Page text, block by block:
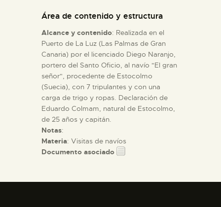
Área de contenido y estructura
Alcance y contenido: Realizada en el
Puerto de La Luz (Las Palmas de Gran
Canaria) por el licenciado Diego Naranjo,
portero del Santo Oficio, al navío "El gran
señor", procedente de Estocolmo
(Suecia), con 7 tripulantes y con una
carga de trigo y ropas. Declaración de
Eduardo Colmam, natural de Estocolmo,
de 25 años y capitán.
Notas:
Materia: Visitas de navíos
Documento asociado